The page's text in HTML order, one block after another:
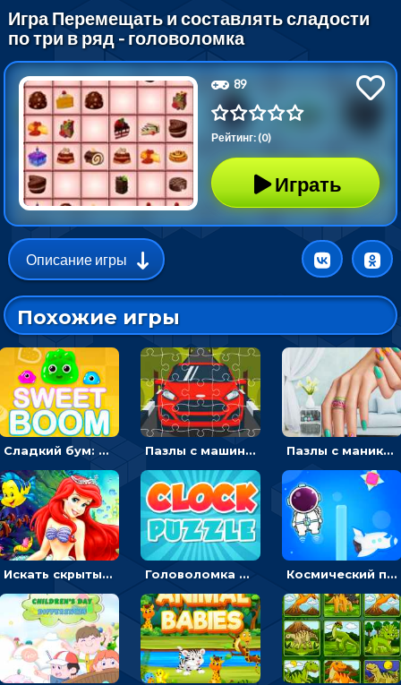
Игра Перемещать и составлять сладости
по три в ряд - головоломка
89
Рейтинг: (0)
Играть
Описание игры
Похожие игры
Сладкий бум: тапнуть, чтобы взорвать желейки - головоломка Пазлы с машинами Форд: собирать картинки и открывать новые Пазлы с маникюром: собери идеальный рисунок для ногтей
Искать скрытый алфавит на картинках с мультяшными героями - головоломка для детей Головоломка с часами для детей: читать время по циферблату Космический побег: двигать космонавта, чтобы попасть к кораблю